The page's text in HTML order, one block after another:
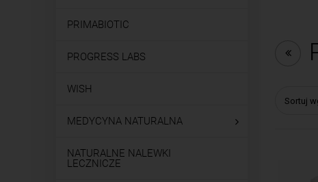
PRIMABIOTIC
PROGRESS LABS
WISH
MEDYCYNA NATURALNA
NATURALNE NALEWKI
LECZNICZE
Sortuj